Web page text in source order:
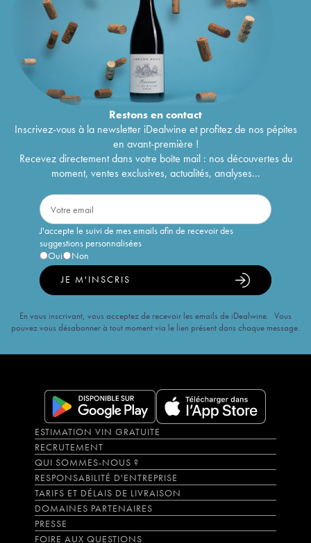
Restons encontact
Inscrivez-vous à la newsletter iDealwine et profitez de nos pépites
en avant-première !
Recevez directement dans votre boîte mail : nos découvertes du
moment, ventes exclusives, actualités, analyses...
J'accepte le suivi de mes emails afin de recevoir des
suggestions personnalisées
Oui
Non
JE M'INSCRIS
En vous inscrivant, vous acceptez de recevoir les emails de iDealwine. Vous
pouvez vous désabonner à tout moment via le lien présent dans chaque message.
ESTIMATION VIN GRATUITE
RECRUTEMENT
QUI SOMMES-NOUS ?
RESPONSABILITÉ D'ENTREPRISE
TARIFS ET DÉLAIS DE LIVRAISON
DOMAINES PARTENAIRES
PRESSE
FOIRE AUX QUESTIONS